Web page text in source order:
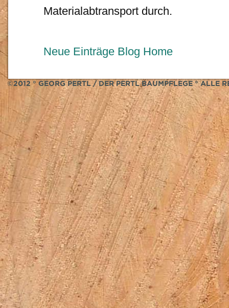
Materialabtransport durch.
Neue Einträge Blog Home
©2012 ° GEORG PERTL / DER PERTL BAUMPFLEGE ° ALLE